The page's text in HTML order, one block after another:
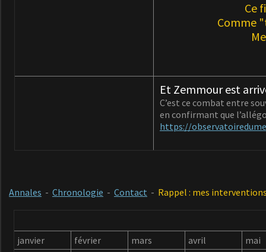
Ce
Comme
Et Zemmour est
C’est ce combat entre
en confirmant que
https://
Annales - Chronologie - Contact - Rappel : mes
janvier février mars avril
mai